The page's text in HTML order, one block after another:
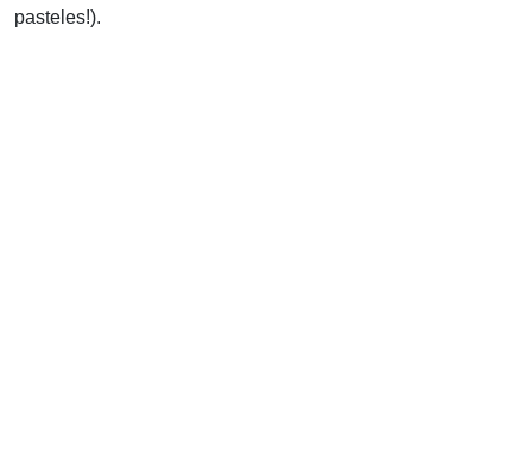
pasteles!).